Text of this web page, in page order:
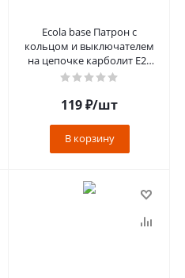
Ecola base Патрон с
кольцом и выключателем
на цепочке карболит E27
Черный [AB7SRBEAY]
119₽/шт
В корзину